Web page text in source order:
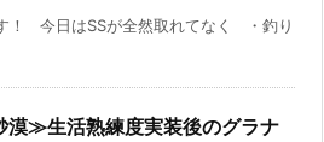
！ 今日はSSが全然取れてなく ・釣り
≫生活熟練度実装後のグラナ